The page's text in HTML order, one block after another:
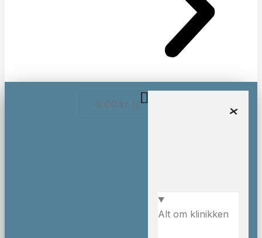
0,00 kr.
Alt om klinikken